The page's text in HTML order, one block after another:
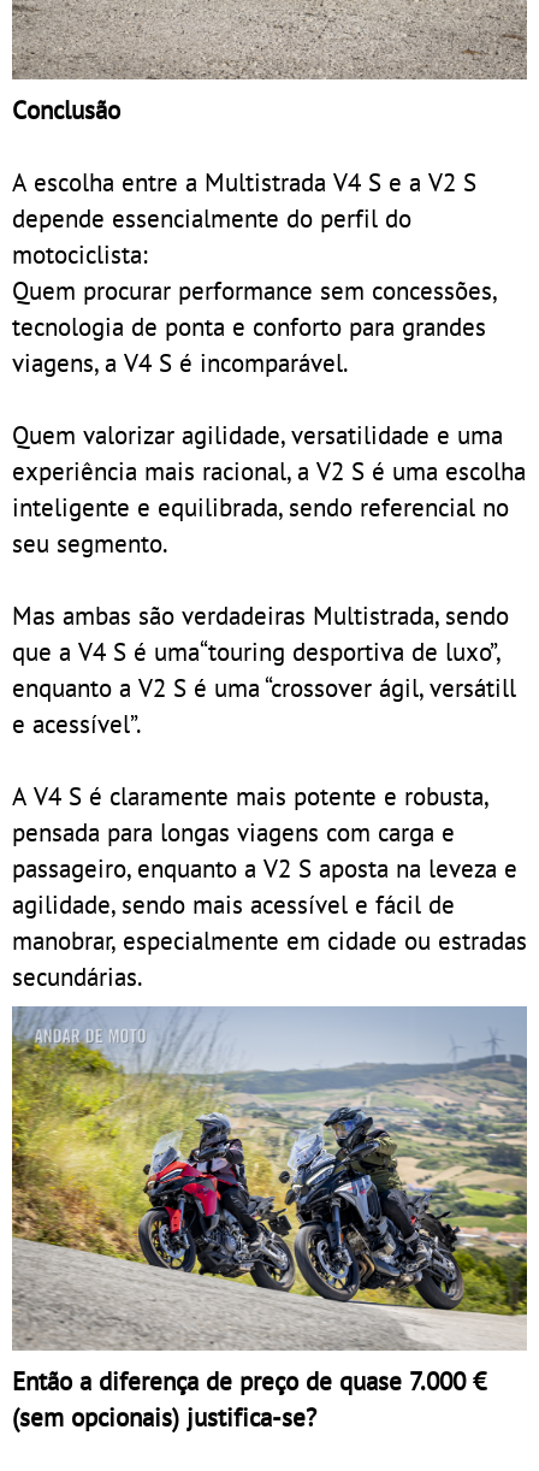
Conclusão
A escolha entre a Multistrada V4 S e a V2 S
depende essencialmente do perfil do
motociclista:
Quem procurar performance sem concessões,
tecnologia de ponta e conforto para grandes
viagens, a V4 S é incomparável.
Quem valorizar agilidade, versatilidade e uma
experiência mais racional, a V2 S é uma escolha
inteligente e equilibrada, sendo referencial no
seu segmento.
Mas ambas são verdadeiras Multistrada, sendo
que a V4 S é uma“touring desportiva de luxo”,
enquanto a V2 S é uma “crossover ágil, versátill
e acessível”.
A V4 S é claramente mais potente e robusta,
pensada para longas viagens com carga e
passageiro, enquanto a V2 S aposta na leveza e
agilidade, sendo mais acessível e fácil de
manobrar, especialmente em cidade ou estradas
secundárias.
Então a diferença de preço de quase 7.000 €
(sem opcionais) justifica-se?